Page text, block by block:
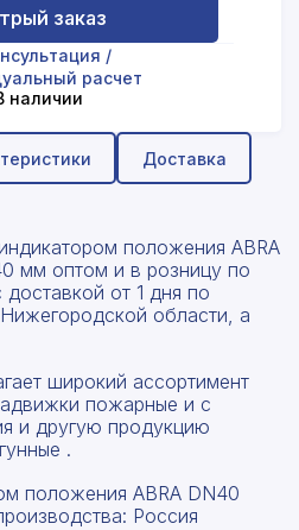
заказ
/
расчет
наличии
Доставка
положения ABRA
мм оптом и в розницу по
от 1 дня по
области, а
широкий ассортимент
пожарные и с
и другую продукцию
.
положения ABRA DN40
Россия